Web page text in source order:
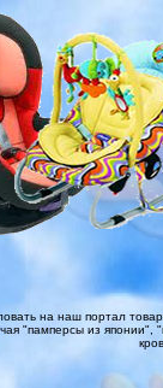
на наш портал
"памперсы из японии",